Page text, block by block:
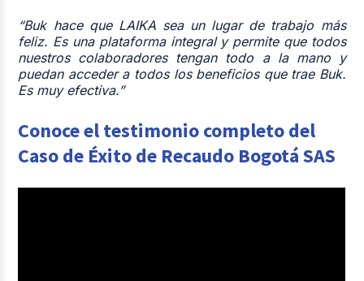
“Buk hace que LAIKA sea un lugar de trabajo más
feliz. Es una plataforma integral y permite que todos
nuestros colaboradores tengan todo a la mano y
puedan acceder a todos los beneficios que trae Buk.
Es muy efectiva.”
Conoce el testimonio completo del
Caso de Éxito de Recaudo Bogotá SAS